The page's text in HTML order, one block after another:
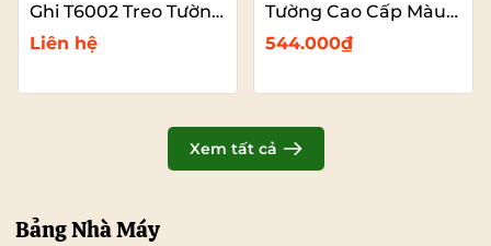
Ghi T6002 Treo Tường
Cỡ Lớn VADOTO
Liên hệ
Tường Cao Cấp Màu
Xanh Dương Vải Nỉ
544.000₫
Xem tất cả
Bảng Nhà Máy